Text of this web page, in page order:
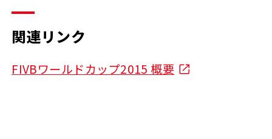
関連リンク
FIVBワールドカップ2015 概要